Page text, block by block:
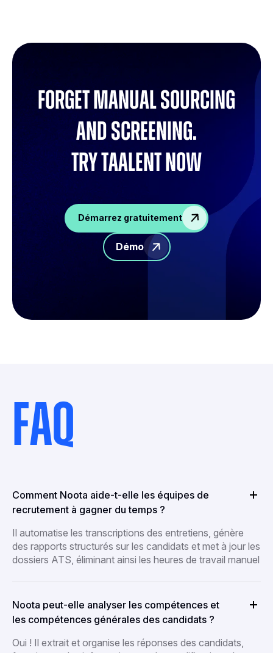
Forget manual sourcing
and screening.
try Taalent now
Démarrez gratuitement
Démo
FAQ
Comment Noota aide-t-elle les équipes de
recrutement à gagner du temps ?
Il automatise les transcriptions des entretiens, génère
des rapports structurés sur les candidats et met à jour les
dossiers ATS, éliminant ainsi les heures de travail manuel
Noota peut-elle analyser les compétences et
les compétences générales des candidats ?
Oui ! Il extrait et organise les réponses des candidats,